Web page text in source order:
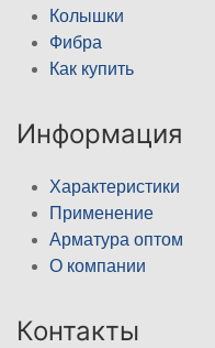
Колышки
Фибра
Как купить
Информация
Характеристики
Применение
Арматура оптом
О компании
Контакты